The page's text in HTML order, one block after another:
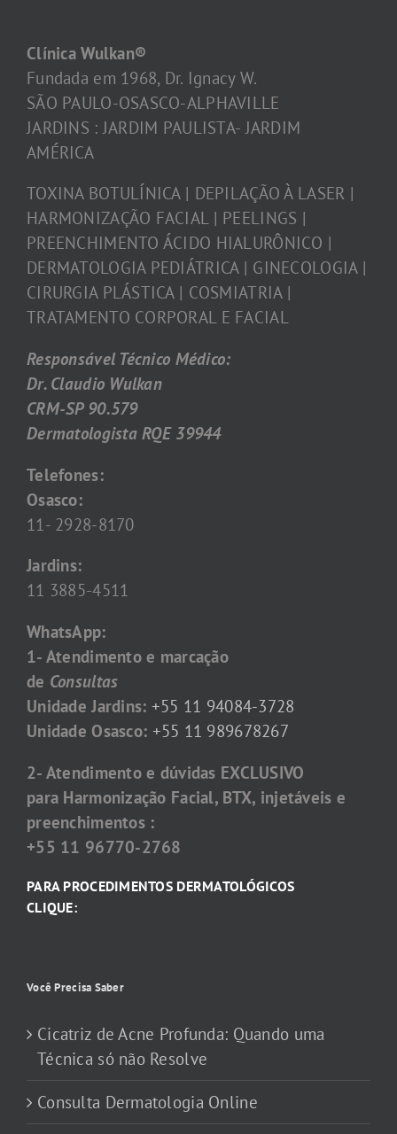
Clínica Wulkan®
Fundada em 1968, Dr. Ignacy W.
SÃO PAULO-OSASCO-ALPHAVILLE
JARDINS : JARDIM PAULISTA- JARDIM
AMÉRICA
TOXINA BOTULÍNICA | DEPILAÇÃO À LASER |
HARMONIZAÇÃO FACIAL | PEELINGS |
PREENCHIMENTO ÁCIDO HIALURÔNICO |
DERMATOLOGIA PEDIÁTRICA | GINECOLOGIA |
CIRURGIA PLÁSTICA | COSMIATRIA |
TRATAMENTO CORPORAL E FACIAL
Responsável Técnico Médico:
Dr. Claudio Wulkan
CRM-SP 90.579
Dermatologista RQE 39944
Telefones:
Osasco:
11- 2928-8170
Jardins:
11 3885-4511
WhatsApp:
1- Atendimento e marcação
de Consultas
Unidade Jardins: +55 11 94084-3728
Unidade Osasco: +55 11 989678267
2- Atendimento e dúvidas EXCLUSIVO
para Harmonização Facial, BTX, injetáveis e
preenchimentos :
+55 11 96770-2768
PARA PROCEDIMENTOS DERMATOLÓGICOS
CLIQUE:
Você Precisa Saber
Cicatriz de Acne Profunda: Quando uma
Técnica só não Resolve
Consulta Dermatologia Online